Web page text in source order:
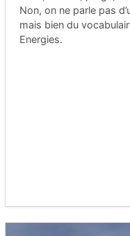
Non, on ne parle pas
mais bien du
Energies.